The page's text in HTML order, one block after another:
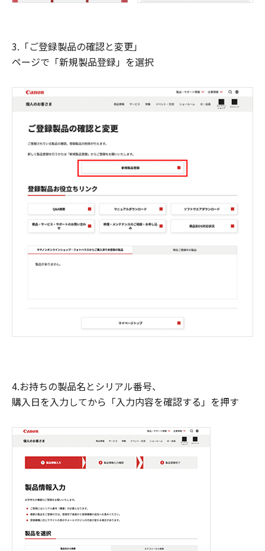
3.「ご登録製品の確認と変更」
ページで「新規製品登録」を選択
4.お持ちの製品名とシリアル番号、
購入日を入力してから「入力内容を確認する」を押す